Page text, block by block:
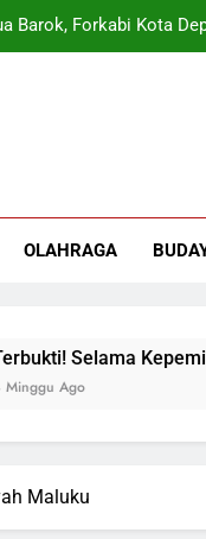
Barok, Forkabi Kota
OLAHRAGA
Selama
Ago
Maluku